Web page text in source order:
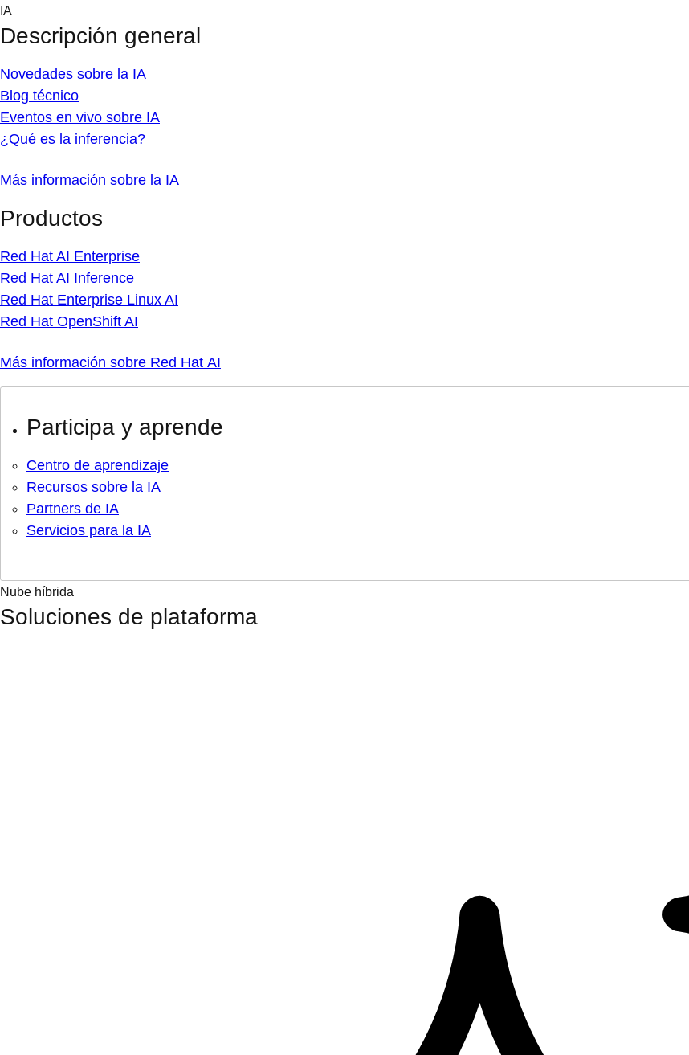
Skip
content
IA
Descripción general
Novedades sobre la IA
Blog técnico
Eventos en vivo sobre IA
¿Qué es la inferencia?
Más información sobre la IA
Productos
Red Hat AI Enterprise
Red Hat AI Inference
Red Hat Enterprise Linux AI
Red Hat OpenShift AI
Más información sobre Red Hat AI
Participa y aprende
Centro de aprendizaje
Recursos sobre la IA
Partners de IA
Servicios para la IA
Nube híbrida
Soluciones de plataforma